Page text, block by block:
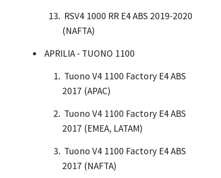
RSV4 1000 RR E4 ABS 2019-2020
(NAFTA)
APRILIA - TUONO 1100
Tuono V4 1100 Factory E4 ABS
2017 (APAC)
Tuono V4 1100 Factory E4 ABS
2017 (EMEA, LATAM)
Tuono V4 1100 Factory E4 ABS
2017 (NAFTA)